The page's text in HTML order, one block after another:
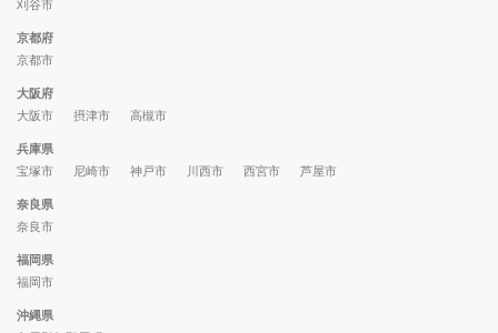
刈谷市
京都府
京都市
大阪府
大阪市
摂津市 高槻市
兵庫県
宝塚市
尼崎市 神戸市 川西市 西宮市 芦屋市
奈良県
奈良市
福岡県
福岡市
沖縄県